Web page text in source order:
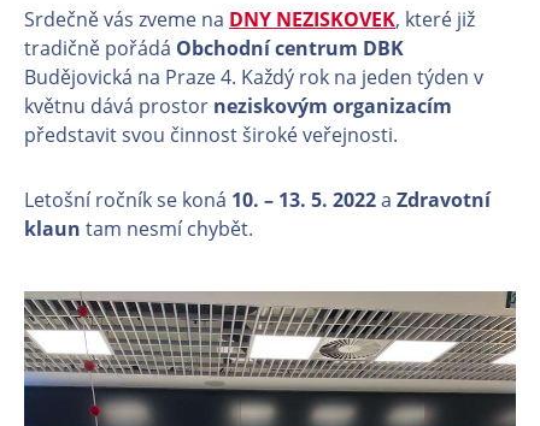
Srdečně vás zveme na DNY NEZISKOVEK, které již
tradičně pořádá Obchodní centrum DBK
Budějovická na Praze 4. Každý rok na jeden týden v
květnu dává prostor neziskovým organizacím
představit svou činnost široké veřejnosti.
Letošní ročník se koná 10. – 13. 5. 2022a Zdravotní
klaun tam nesmí chybět.